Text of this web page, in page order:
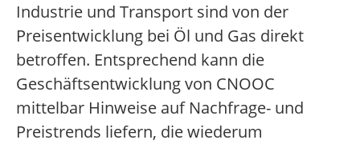
Industrie und Transport sind von der
Preisentwicklung bei Öl und Gas direkt
betroffen. Entsprechend kann die
Geschäftsentwicklung von CNOOC
mittelbar Hinweise auf Nachfrage- und
Preistrends liefern, die wiederum